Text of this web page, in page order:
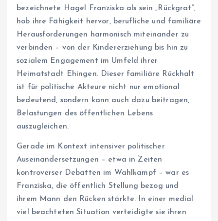
bezeichnete Hagel Franziska als sein „Rückgrat“,
hob ihre Fähigkeit hervor, berufliche und familiäre
Herausforderungen harmonisch miteinander zu
verbinden – von der Kindererziehung bis hin zu
sozialem Engagement im Umfeld ihrer
Heimatstadt Ehingen. Dieser familiäre Rückhalt
ist für politische Akteure nicht nur emotional
bedeutend, sondern kann auch dazu beitragen,
Belastungen des öffentlichen Lebens
auszugleichen.
Gerade im Kontext intensiver politischer
Auseinandersetzungen – etwa in Zeiten
kontroverser Debatten im Wahlkampf – war es
Franziska, die öffentlich Stellung bezog und
ihrem Mann den Rücken stärkte. In einer medial
viel beachteten Situation verteidigte sie ihren